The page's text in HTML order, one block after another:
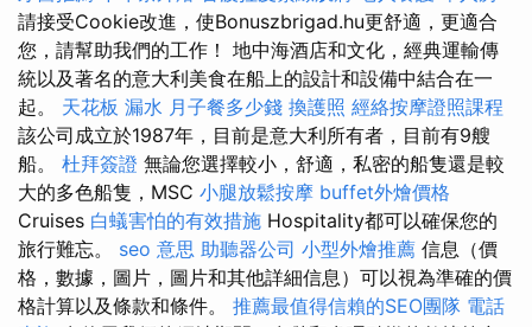
請接受Cookie改進，使Bonuszbrigad.hu更舒適，更適合
您，請幫助我們的工作！ 地中海酒店和文化，經典運輸傳
統以及著名的意大利美食在船上的設計和設備中結合在一
起。 天花板 漏水 月子餐多少錢 換護照 經絡按摩證照課程
該公司成立於1987年，目前是意大利所有者，目前有9艘
船。 杜拜簽證 無論您選擇較小，舒適，私密的船隻還是較
大的多色船隻，MSC 小腿放鬆按摩 buffet外燴價格
Cruises 白蟻害怕的有效措施 Hospitality都可以確保您的
旅行難忘。 seo 意思 助聽器公司 小型外燴推薦 信息（價
格，數據，圖片，圖片和其他詳細信息）可以視為準確的價
格計算以及條款和條件。 推薦最值得信賴的SEO團隊 電話